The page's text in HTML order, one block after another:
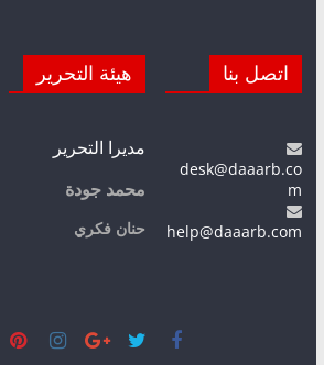
اتصل بنا
desk@daaarb.co
m
help@daaarb.com
هيئة التحرير
مديرا التحرير
محمد جودة
حنان فكري